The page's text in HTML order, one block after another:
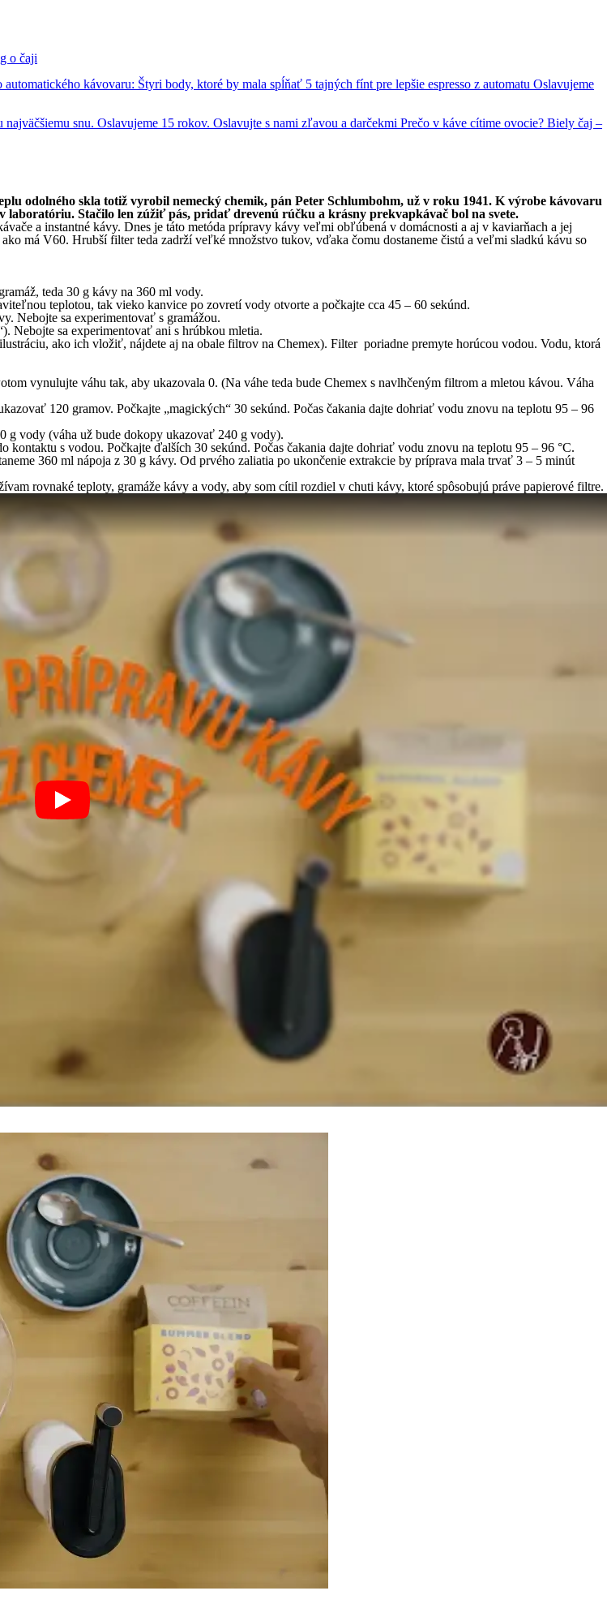
o čaji
automatického kávovaru: Štyri body, ktoré by mala spĺňať 5 tajných fínt pre lepšie espresso z automatu Oslavujeme
snu. Oslavujeme 15 rokov. Oslavujte s nami zľavou a darčekmi Prečo v káve cítime ovocie? Biely čaj –
odolného skla totiž vyrobil nemecký chemik, pán Peter Schlumbohm, už v roku 1941. K výrobe kávovaru
Stačilo len zúžiť pás, pridať drevenú rúčku a krásny prekvapkávač bol na svete.
a instantné kávy. Dnes je táto metóda prípravy kávy veľmi obľúbená v domácnosti a aj v kaviarňach a jej
má V60. Hrubší filter teda zadrží veľké množstvo tukov, vďaka čomu dostaneme čistú a veľmi sladkú kávu so
teda 30 g kávy na 360 ml vody.
teplotou, tak vieko kanvice po zovretí vody otvorte a počkajte cca 45 – 60 sekúnd.
Nebojte sa experimentovať s gramážou.
Nebojte sa experimentovať ani s hrúbkou mletia.
ako ich vložiť, nájdete aj na obale filtrov na Chemex). Filter poriadne premyte horúcou vodou. Vodu, ktorá
vynulujte váhu tak, aby ukazovala 0. (Na váhe teda bude Chemex s navlhčeným filtrom a mletou kávou. Váha
120 gramov. Počkajte „magických“ 30 sekúnd. Počas čakania dajte dohriať vodu znovu na teplotu 95 – 96
g vody (váha už bude dokopy ukazovať 240 g vody).
kontaktu s vodou. Počkajte ďalších 30 sekúnd. Počas čakania dajte dohriať vodu znovu na teplotu 95 – 96 °C.
360 ml nápoja z 30 g kávy. Od prvého zaliatia po ukončenie extrakcie by príprava mala trvať 3 – 5 minút
rovnaké teploty, gramáže kávy a vody, aby som cítil rozdiel v chuti kávy, ktoré spôsobujú práve papierové filtre.